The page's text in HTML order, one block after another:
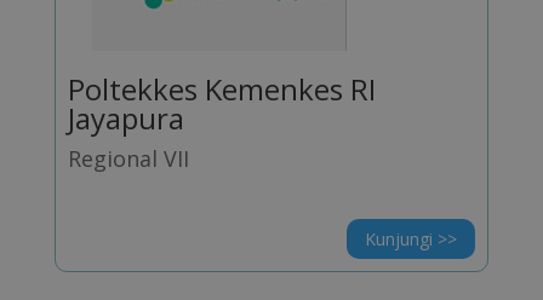
Poltekkes Kemenkes RI
Jayapura
Regional VII
Kunjungi >>